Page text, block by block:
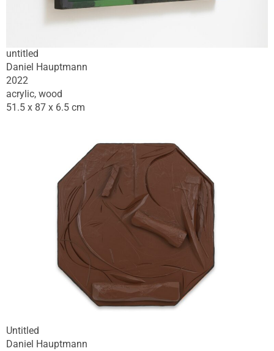
untitled
Daniel Hauptmann
2022
acrylic, wood
51.5 x 87 x 6.5 cm
Untitled
Daniel Hauptmann